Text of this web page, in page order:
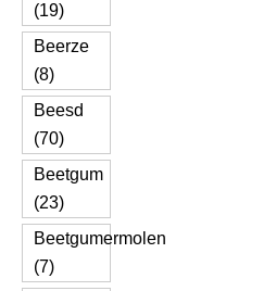
(19)
Beerze
(8)
Beesd
(70)
Beetgum
(23)
Beetgumermolen
(7)